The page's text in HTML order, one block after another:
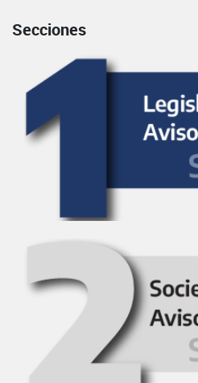
Secciones